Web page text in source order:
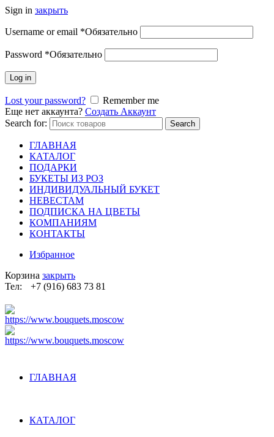
Sign in закрыть
Username or email *Обязательно
Password *Обязательно
Log in
Lost your password?
Remember me
Еще нет аккаунта? Создать Аккаунт
Search for:
Search
ГЛАВНАЯ
КАТАЛОГ
ПОДАРКИ
БУКЕТЫ ИЗ РОЗ
ИНДИВИДУАЛЬНЫЙ БУКЕТ
НЕВЕСТАМ
ПОДПИСКА НА ЦВЕТЫ
КОМПАНИЯМ
КОНТАКТЫ
Избранное
Корзина закрыть
Тел:
+7 (916) 683 73 81
ГЛАВНАЯ
КАТАЛОГ